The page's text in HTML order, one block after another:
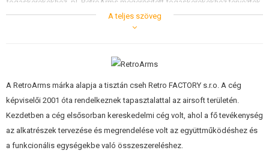
ELÉRHETŐSÉG
fogaskerekekhez, pl. RetroArms megerősített fogaskerekekhez tervezték
őket. A szabványos fogaskerekek belső átmérője 3 mm, és nem ezekhez
tengellyel rendelkező fogaskerekek alátétjéhez 4 mm-es alátétekre lesz
A csapágy alacsony profilja biztosítja a problémamentes használatot a II.
verziójú mechaboxokban, ahol a hagyományos csapágyak használatakor
a kapcsoló hátlapja rosszul van beállítva. Ezek az alacsony profilú
A teljes szöveg
A RetroArms márka alapja a tisztán cseh Retro FACTORY s.r.o. A cég
képviselői 2001 óta rendelkeznek tapasztalattal az airsoft területén.
Kezdetben a cég elsősorban kereskedelmi cég volt, ahol a fő tevékenység
az alkatrészek tervezése és megrendelése volt az együttműködéshez és
a funkcionális egységekbe való összeszereléshez.